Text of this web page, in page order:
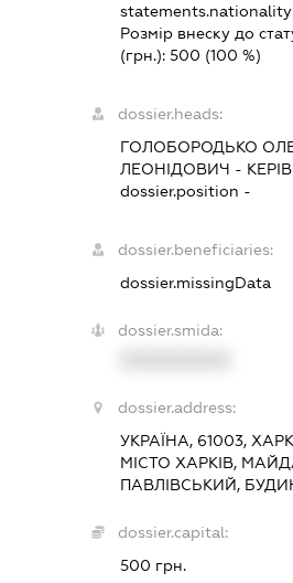
Розмір внеску до
(грн.): 500 (100 %)
dossier.heads:
ГОЛОБОРОДЬКО
ЛЕОНІДОВИЧ -
dossier.position -
dossier.beneficiaries:
dossier.missingData
dossier.smida:
dossier.address:
УКРАЇНА, 61003,
МІСТО ХАРКІВ,
ПАВЛІВСЬКИЙ,
dossier.capital:
500 грн.